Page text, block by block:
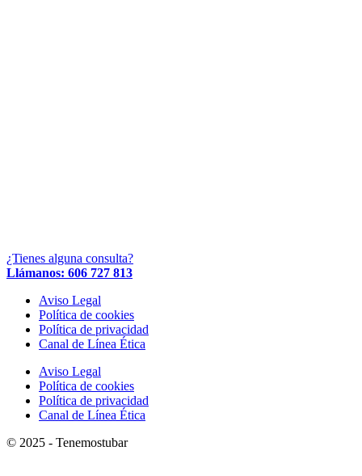
¿Tienes alguna consulta?
Llámanos: 606 727 813
Aviso Legal
Política de cookies
Política de privacidad
Canal de Línea Ética
Aviso Legal
Política de cookies
Política de privacidad
Canal de Línea Ética
© 2025 - Tenemostubar